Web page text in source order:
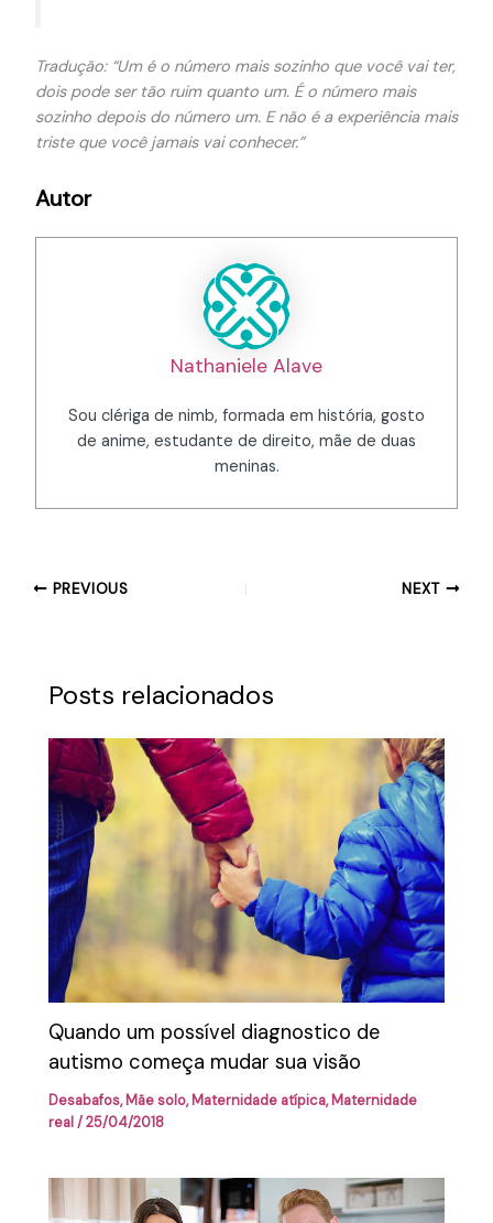
Tradução: “Um é o número mais sozinho que você vai ter,
dois pode ser tão ruim quanto um. É o número mais
sozinho depois do número um. E não é a experiência mais
triste que você jamais vai conhecer.”
Autor
Nathaniele Alave
Sou clériga de nimb, formada em história, gosto
de anime, estudante de direito, mãe de duas
meninas.
PREVIOUS NEXT
Posts relacionados
Quando um possível diagnostico de
autismo começa mudar sua visão
Desabafos,Mãe solo,Maternidade atípica,Maternidade
real/25/04/2018